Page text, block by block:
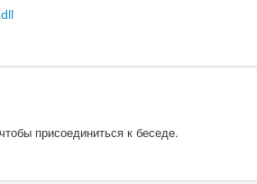
присоединиться к беседе.